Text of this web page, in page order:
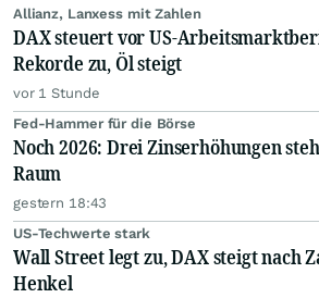
Allianz, Lanxess mit Zahlen
DAX steuert vor US-
Rekorde zu, Öl steigt
vor 1 Stunde
Fed-Hammer für die Börse
Noch 2026: Drei Zinserhöhungen
Raum
gestern 18:43
US-Techwerte stark
Wall Street legt zu, DAX steigt nach
Henkel